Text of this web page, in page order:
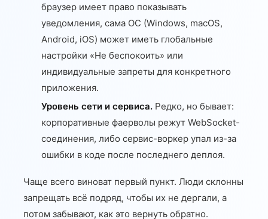
браузер имеет право показывать
уведомления, сама ОС (Windows, macOS,
Android, iOS) может иметь глобальные
настройки «Не беспокоить» или
индивидуальные запреты для конкретного
приложения.
Уровень сети и сервиса. Редко, но бывает:
корпоративные фаерволы режут WebSocket-
соединения, либо сервис-воркер упал из-за
ошибки в коде после последнего деплоя.
Чаще всего виноват первый пункт. Люди склонны
запрещать всё подряд, чтобы их не дергали, а
потом забывают, как это вернуть обратно.